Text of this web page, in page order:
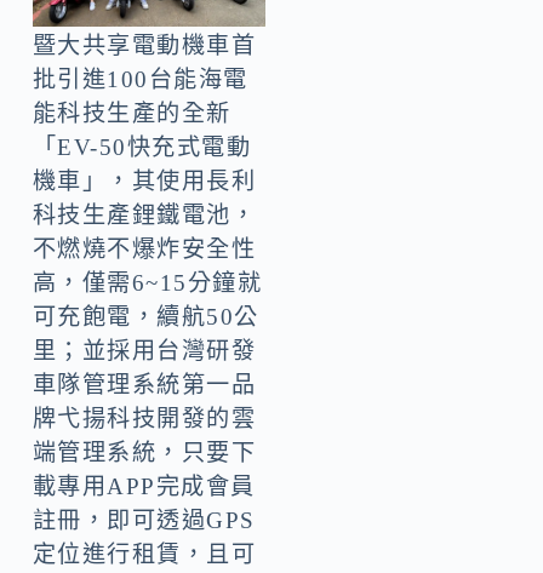
暨大共享電動機車首
批引進100台能海電
能科技生產的全新
「EV-50快充式電動
機車」，其使用長利
科技生產鋰鐵電池，
不燃燒不爆炸安全性
高，僅需6~15分鐘就
可充飽電，續航50公
里；並採用台灣研發
車隊管理系統第一品
牌弋揚科技開發的雲
端管理系統，只要下
載專用APP完成會員
註冊，即可透過GPS
定位進行租賃，且可